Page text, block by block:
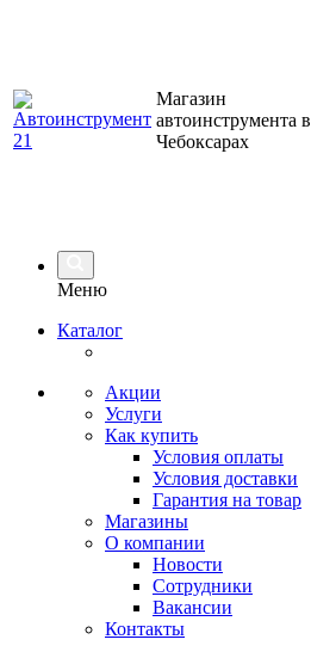
Магазин
автоинструмента в
Чебоксарах
Меню
Каталог
Акции
Услуги
Как купить
Условия оплаты
Условия доставки
Гарантия на товар
Магазины
О компании
Новости
Сотрудники
Вакансии
Контакты